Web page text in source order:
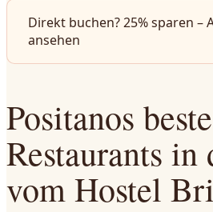
Direkt buchen? 25% sparen –
ansehen
Positanos beste
Restaurants in
vom Hostel